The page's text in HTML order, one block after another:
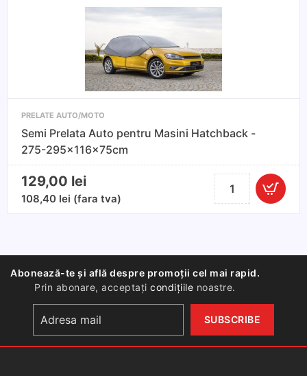
pentru
motocicleta/scuter
PRELATE AUTO/MOTO
Semi Prelata Auto pentru Masini Hatchback -
275-295x116x75cm
129,00 lei
108,40 lei (fara tva)
Cantitate
Semi
Hatchback
275-
Abonează-te și află despre promoții cel mai rapid.
Prin abonare, acceptațicondițiile noastre.